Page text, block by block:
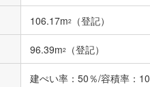
106.17m2 （登記）
96.39m2 （登記）
建ぺい率：50％/容積率：